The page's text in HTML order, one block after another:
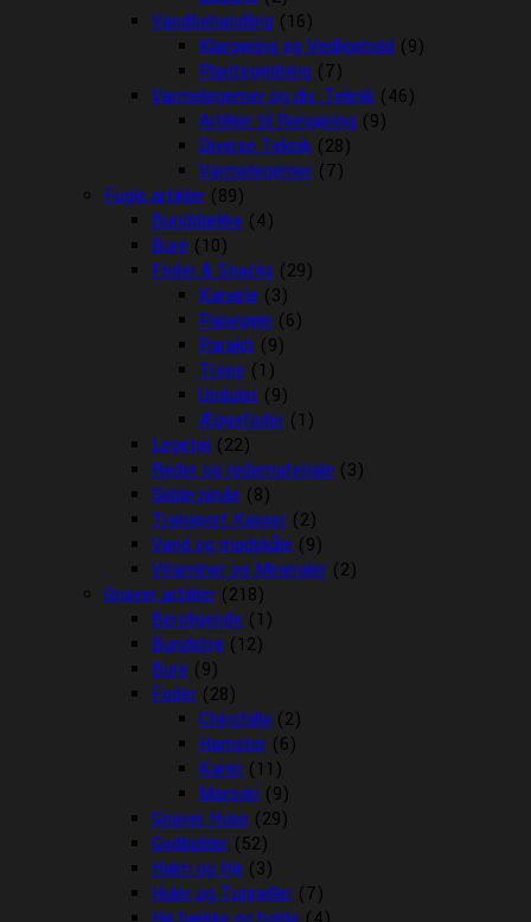
Vandbehandling (16)
Klargøring og Vedligehold (9)
Plantegødning (7)
Varmelegemer og div. Teknik (46)
Artikler til Rengøring (9)
Diverse Teknik (28)
Varmelegemer (7)
Fugle artikler (89)
Bunddække (4)
Bure (10)
Foder & Snacks (29)
Kanarie (3)
Papegøje (6)
Parakit (9)
Trope (1)
Undulat (9)
Æggefoder (1)
Legetøj (22)
Reder og redemateriale (3)
Sidde pinde (8)
Transport Kasser (2)
Vand og madskåle (9)
Vitaminer og Mineraler (2)
Gnaver artikler (218)
Beroligende (1)
Bundstrø (12)
Bure (9)
Foder (28)
Chinchilla (2)
Hamster (6)
Kanin (11)
Marsvin (9)
Gnaver Huse (29)
Godbidder (52)
Halm og Hø (3)
Huler og Tunneller (7)